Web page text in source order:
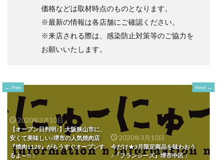
価格などは取材時点のものとなります。
※最新の情報は各店舗にご確認ください。
※来店される際は、感染防止対策等のご協力を
お願いいたします。
Prev
2020年3月10日
【オープン日判明♪】大阪狭山市に、
安くて美味しい♪堺市の人気焼肉店
『焼肉1129』がもうすぐオープンす
るよ～!!：
Next
2020年3月10日
今だけ★3月限定商品を味わおう
♪『フランシーズ』堺市中区：